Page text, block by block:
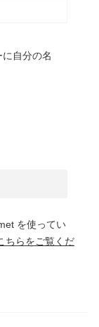
自分の名
を使ってい
ちらをご覧くだ